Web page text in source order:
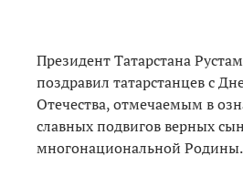
Президент Татарстана
поздравил татарстанцев с
Отечества, отмечаемым в
славных подвигов верных
многонациональной Родины.